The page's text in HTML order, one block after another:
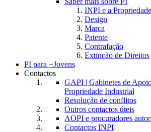
INPI e a
Design
Marca
Patente
Contrafação
Extinção de Direitos
PI para +Jovens
Contactos
GAPI | Gabinetes de
Propriedade Industrial
Resolução de conflitos
Outros contactos úteis
AOPI e procuradores
Contactos INPI